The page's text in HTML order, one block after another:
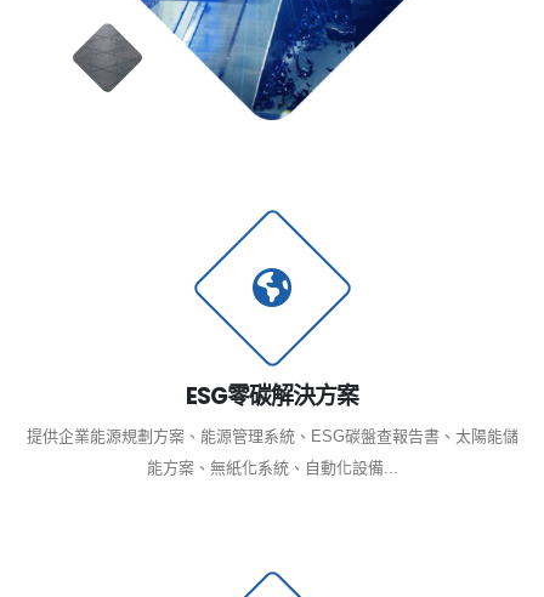
ESG零碳解決方案
提供企業能源規劃方案、能源管理系統、ESG碳盤查報告書、太陽能儲
能方案、無紙化系統、自動化設備...